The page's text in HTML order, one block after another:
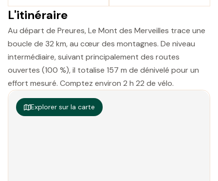
L'itinéraire
Au départ de Preures, Le Mont des Merveilles trace une
boucle de 32 km, au cœur des montagnes. De niveau
intermédiaire, suivant principalement des routes
ouvertes (100 %), il totalise 157 m de dénivelé pour un
effort mesuré. Comptez environ 2 h 22 de vélo.
Explorer sur la carte